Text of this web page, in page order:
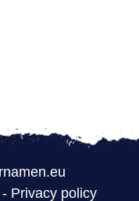
Privacy policy